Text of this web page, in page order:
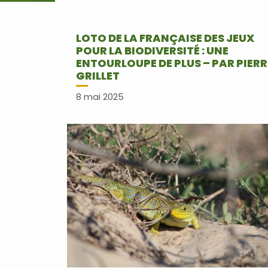
LOTO DE LA FRANÇAISE DES JEUX
POUR LA BIODIVERSITÉ : UNE
ENTOURLOUPE DE PLUS – PAR
GRILLET
8 mai 2025